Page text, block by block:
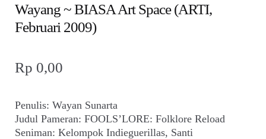
Wayang ~ BIASA Art Space (ARTI,
Februari 2009)
Rp 0,00
Penulis: Wayan Sunarta
Judul Pameran: FOOLS’LORE: Folklore Reload
Seniman: Kelompok Indieguerillas, Santi